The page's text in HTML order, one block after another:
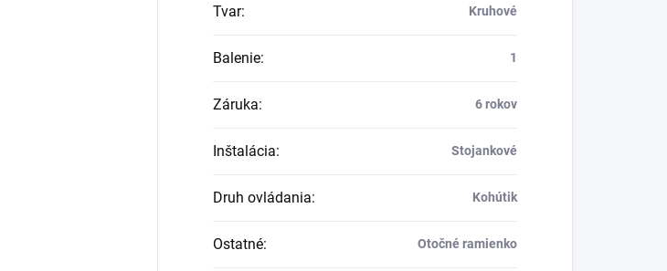
Tvar: Kruhové
Balenie: 1
Záruka: 6 rokov
Inštalácia: Stojankové
Druh ovládania: Kohútik
Ostatné: Otočné ramienko